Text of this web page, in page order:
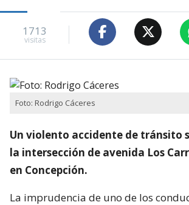
1713
visitas
Foto: Rodrigo Cáceres
Un violento accidente de tránsito
la intersección de avenida Los
en Concepción.
La imprudencia de uno de los